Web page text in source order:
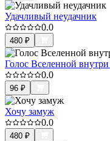
Удачливый неудачник
0.0
480 ₽
Голос Вселенной
0.0
96 ₽
Хочу замуж
0.0
480 ₽